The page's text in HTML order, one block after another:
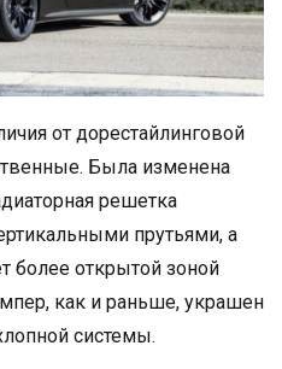
от дорестайлинговой
Была изменена
решетка
прутьями, а
более открытой зоной
как и раньше, украшен
системы.